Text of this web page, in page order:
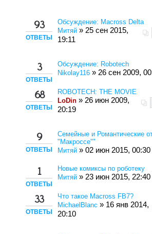
93
ОТВЕТЫ
Обсуждение: Macross Delta
Митяй » 25 сен 2015,
19:11
3
ОТВЕТЫ
Обсуждение: Robotech
Nikolay116 » 26 сен 2009,
68
ОТВЕТЫ
ROBOTECH: THE MOVIE
LoDin » 26 июн 2009,
20:19
9
ОТВЕТЫ
Семейные и Романтические
"Макроссе""
Митяй » 02 июн 2015, 00:30
1
ОТВЕТЫ
Новые комиксы по роботеку
Митяй » 23 июн 2015, 22:40
33
ОТВЕТЫ
Что такое Macross FB7?
MichaelBlanc » 16 янв 2014,
20:10